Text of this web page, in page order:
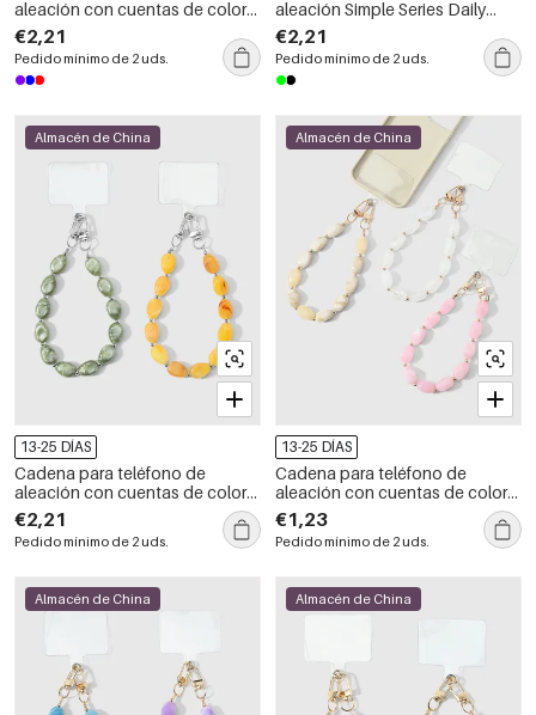
aleación con cuentas de color
sólido de la serie Simple Daily
€2,21
Pedido mínimo de 2 uds.
aleación Simple Series Daily
Beads
€2,21
Pedido mínimo de 2 uds.
Almacén de China
13-25 DÍAS
Cadena para teléfono de
aleación con cuentas de color
sólido de la serie Simple
€2,21
Pedido mínimo de 2 uds.
Almacén de China
13-25 DÍAS
Cadena para teléfono de
aleación con cuentas de color
sólido de la serie Simple Daily
€1,23
Pedido mínimo de 2 uds.
Almacén de China Almacén de China